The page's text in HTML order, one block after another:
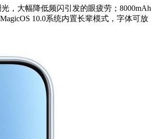
，大幅降低频闪引发的眼疲劳；8000mAh
10.0系统内置长辈模式，字体可放